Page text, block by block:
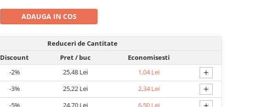
ADAUGA IN COS
Reduceri de Cantitate
Discount Pret/ buc
Economisesti
-2% 25,48 Lei 1,04 Lei +
-3% 25,22 Lei 2,34 Lei +
-5% 24,70 Lei 6,50 Lei